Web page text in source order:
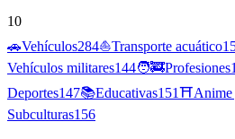
10
🚗Vehículos284⛵Transporte acuático
Vehículos militares144🧑‍🚒Profesiones
Deportes147📚Educativas151⛩️Anime
Subculturas156